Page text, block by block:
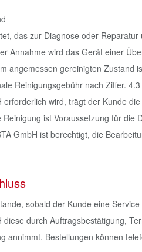
das zur Diagnose oder
Annahme wird das Gerät einer
angemessen gereinigten Zustand
Reinigungsgebühr nach Ziffer.
erforderlich wird, trägt der Kunde
ist Voraussetzung für
GmbH ist berechtigt, die
sobald der Kunde eine
diese durch Auftragsbestätigung,
annimmt. Bestellungen können